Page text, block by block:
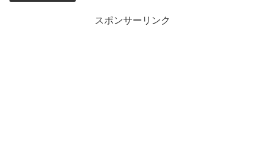
スポンサーリンク